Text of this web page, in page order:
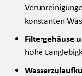
konstanten
Filtergehäuse
hohe